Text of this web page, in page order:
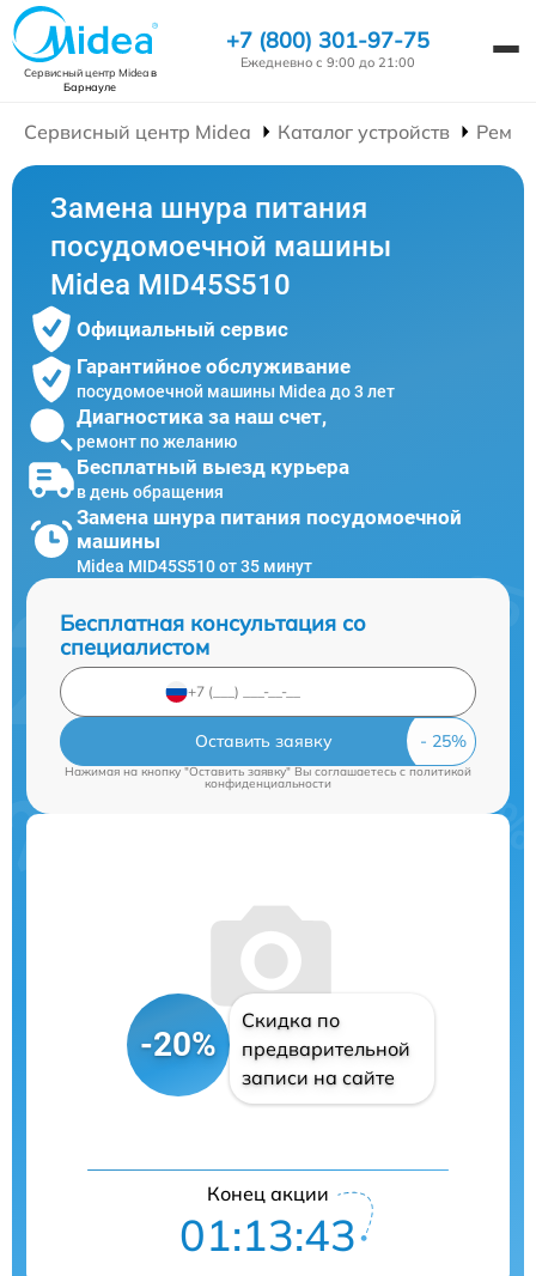
Сервисный центр Mideaв
Барнауле
+7 (800) 301-97-75
Ежедневно с 9:00 до 21:00
Сервисный центр Midea Каталог устройств
Замена шнура питания
посудомоечной машины
Midea MID45S510
Официальный сервис
Гарантийное обслуживание
посудомоечной машины Midea до 3 лет
Диагностика за наш счет,
ремонт по желанию
Бесплатный выезд курьера
в день обращения
Замена шнура питания посудомоечной
машины
Midea MID45S510 от 35 минут
Бесплатная консультация со
специалистом
Оставить заявку
Нажимая на кнопку "Оставить заявку" Вы соглашаетесь cполитикой
конфиденциальности
-20%
Скидка по
предварительной
записи на сайте
Конец акции
01:13:42